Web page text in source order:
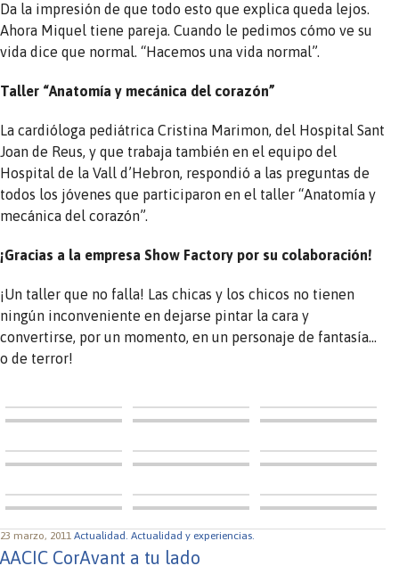
Da la impresión de que todo esto que explica queda lejos.
Ahora Miquel tiene pareja. Cuando le pedimos cómo ve su
vida dice que normal. “Hacemos una vida normal”.
Taller “Anatomía y mecánica del corazón”
La cardióloga pediátrica Cristina Marimon, del Hospital Sant
Joan de Reus, y que trabaja también en el equipo del
Hospital de la Vall d’Hebron, respondió a las preguntas de
todos los jóvenes que participaron en el taller “Anatomía y
mecánica del corazón”.
¡Gracias a la empresa Show Factory por su colaboración!
¡Un taller que no falla! Las chicas y los chicos no tienen
ningún inconveniente en dejarse pintar la cara y
convertirse, por un momento, en un personaje de fantasía…
o de terror!
23 marzo, 2011 Actualidad. Actualidad y experiencias.
AACIC CorAvant a tu lado